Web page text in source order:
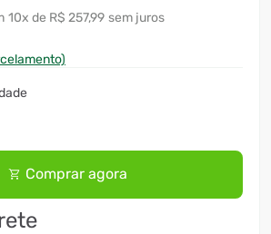
10x R$ 257,99 sem juros
Comprar agora